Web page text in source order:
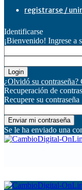
registrarse /
Identificarse
¡Bienvenido! Ingrese a
¿Olvidó su contraseña?
Recuperación de
Recupere su contraseña
Se le ha enviado una